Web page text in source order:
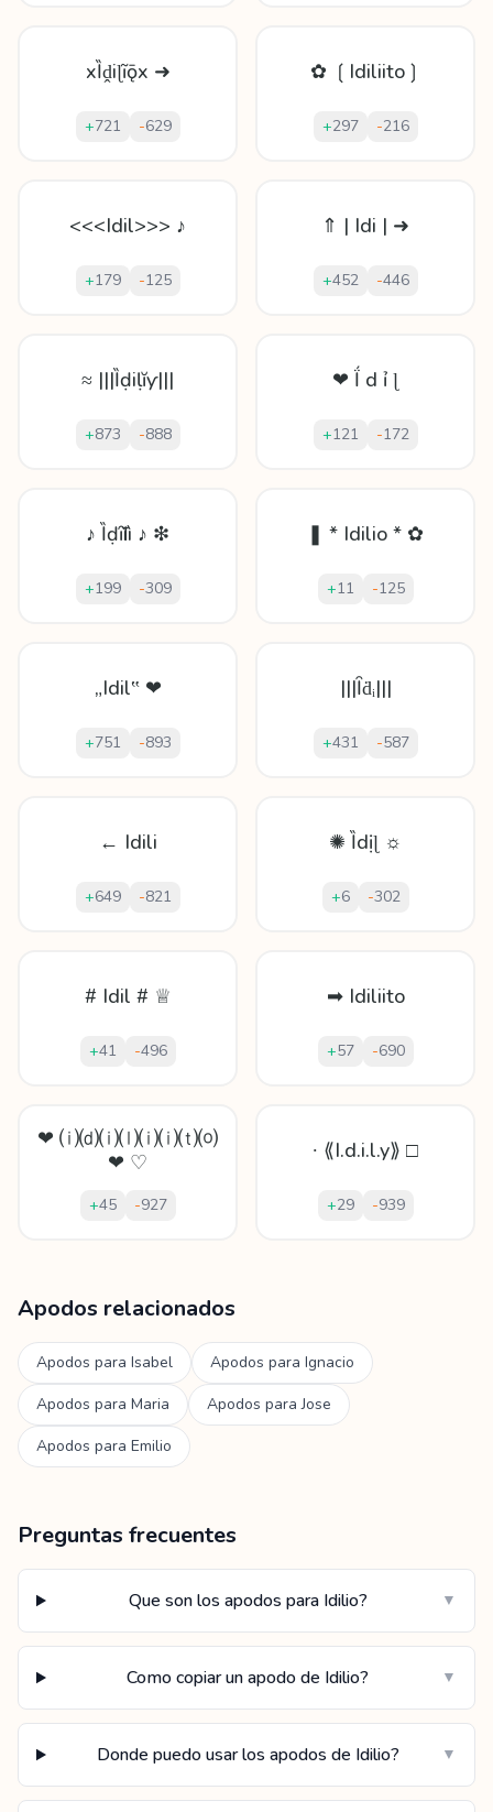
xȈḓіɭĩǭx ➜
+721 -629
✿ ❲Idiliito❳
+297 -216
<<<Idil>>> ♪
+179 -125
⇑ | Idi | ➜
+452 -446
≈ |||Ȉḍіḷĭƴ|||
+873 -888
❤ Ḯ d ỉ ɭ
+121 -172
♪ Ȉḍȋӏīì ♪ ❇
+199 -309
❚ * Idilio * ✿
+11 -125
„Idil‟ ❤
+751 -893
|||Ȋḋᵢ|||
+431 -587
← Idili
+649 -821
✺ Ȉdịɭ ☼
+6 -302
# Idil # ♕
+41 -496
➡ Idiliito
+57 -690
❤ ⒤⒟⒤⒧⒤⒤⒯⒪
❤ ♡
+45 -927
∙ ⟪I.d.i.l.y⟫ □
+29 -939
Apodos relacionados
Apodos para Isabel Apodos para Ignacio
Apodos para Maria Apodos paraJose
Apodos para Emilio
Preguntas frecuentes
Que son los apodos para Idilio? ▼
Como copiar un apodo de Idilio? ▼
Donde puedo usar los apodos de Idilio? ▼